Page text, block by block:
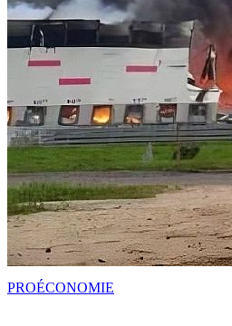
PROÉCONOMIE